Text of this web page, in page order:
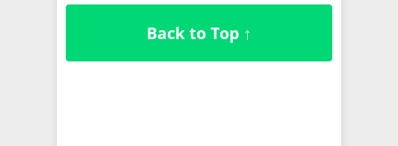
Back to Top ↑